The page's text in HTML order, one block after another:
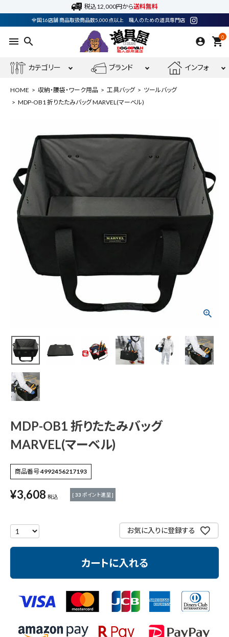
税込12,000円から送料無料
全国16店舗 商品取扱商品数5,000点以上 職人のための道具専門店
menu search 0
shopping_cart
カテゴリー ブランド インフォ
ようこそ ゲスト 様
meeting_room ログイン person
最近閲覧した商品
MDP-OB1 折りたた
みバッグ MARVEL(マ
電動工具
エアー工具・機械工具
先端工具
作業工具・大工道具
測定工具・筆記具
収納・腰袋・ワーク用品
現場安全・運搬
コンテンツ
ガイドライン
HOME 収納・腰袋・ワーク用品 工具バッグ
ツールバッグ
MDP-OB1 折りたたみバッグ MARVEL(マーベル)
MDP-OB1 折りたたみバッグ
MARVEL(マーベル)
商品番号4992456217193
¥3,608 税込 [ 33 ポイント進呈 ]
お気に入りに登録する
カートに入れる